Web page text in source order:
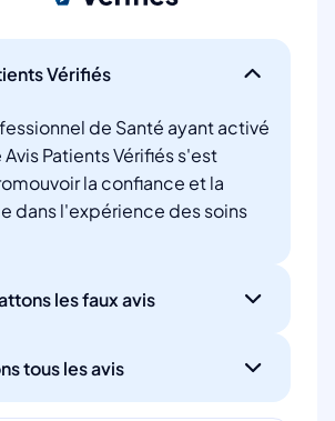
Vérifiés
de Santé ayant activé
Patients Vérifiés s'est
la confiance et la
dans l'expérience des soins
les faux avis
tous les avis